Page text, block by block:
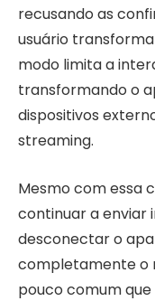
recusando as
usuário transforma
modo limita a
transformando o
dispositivos
streaming.
Mesmo com essa
continuar a enviar
desconectar o
completamente o
pouco comum